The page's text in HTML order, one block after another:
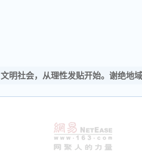
文明社会，从理性发贴开始。谢绝地